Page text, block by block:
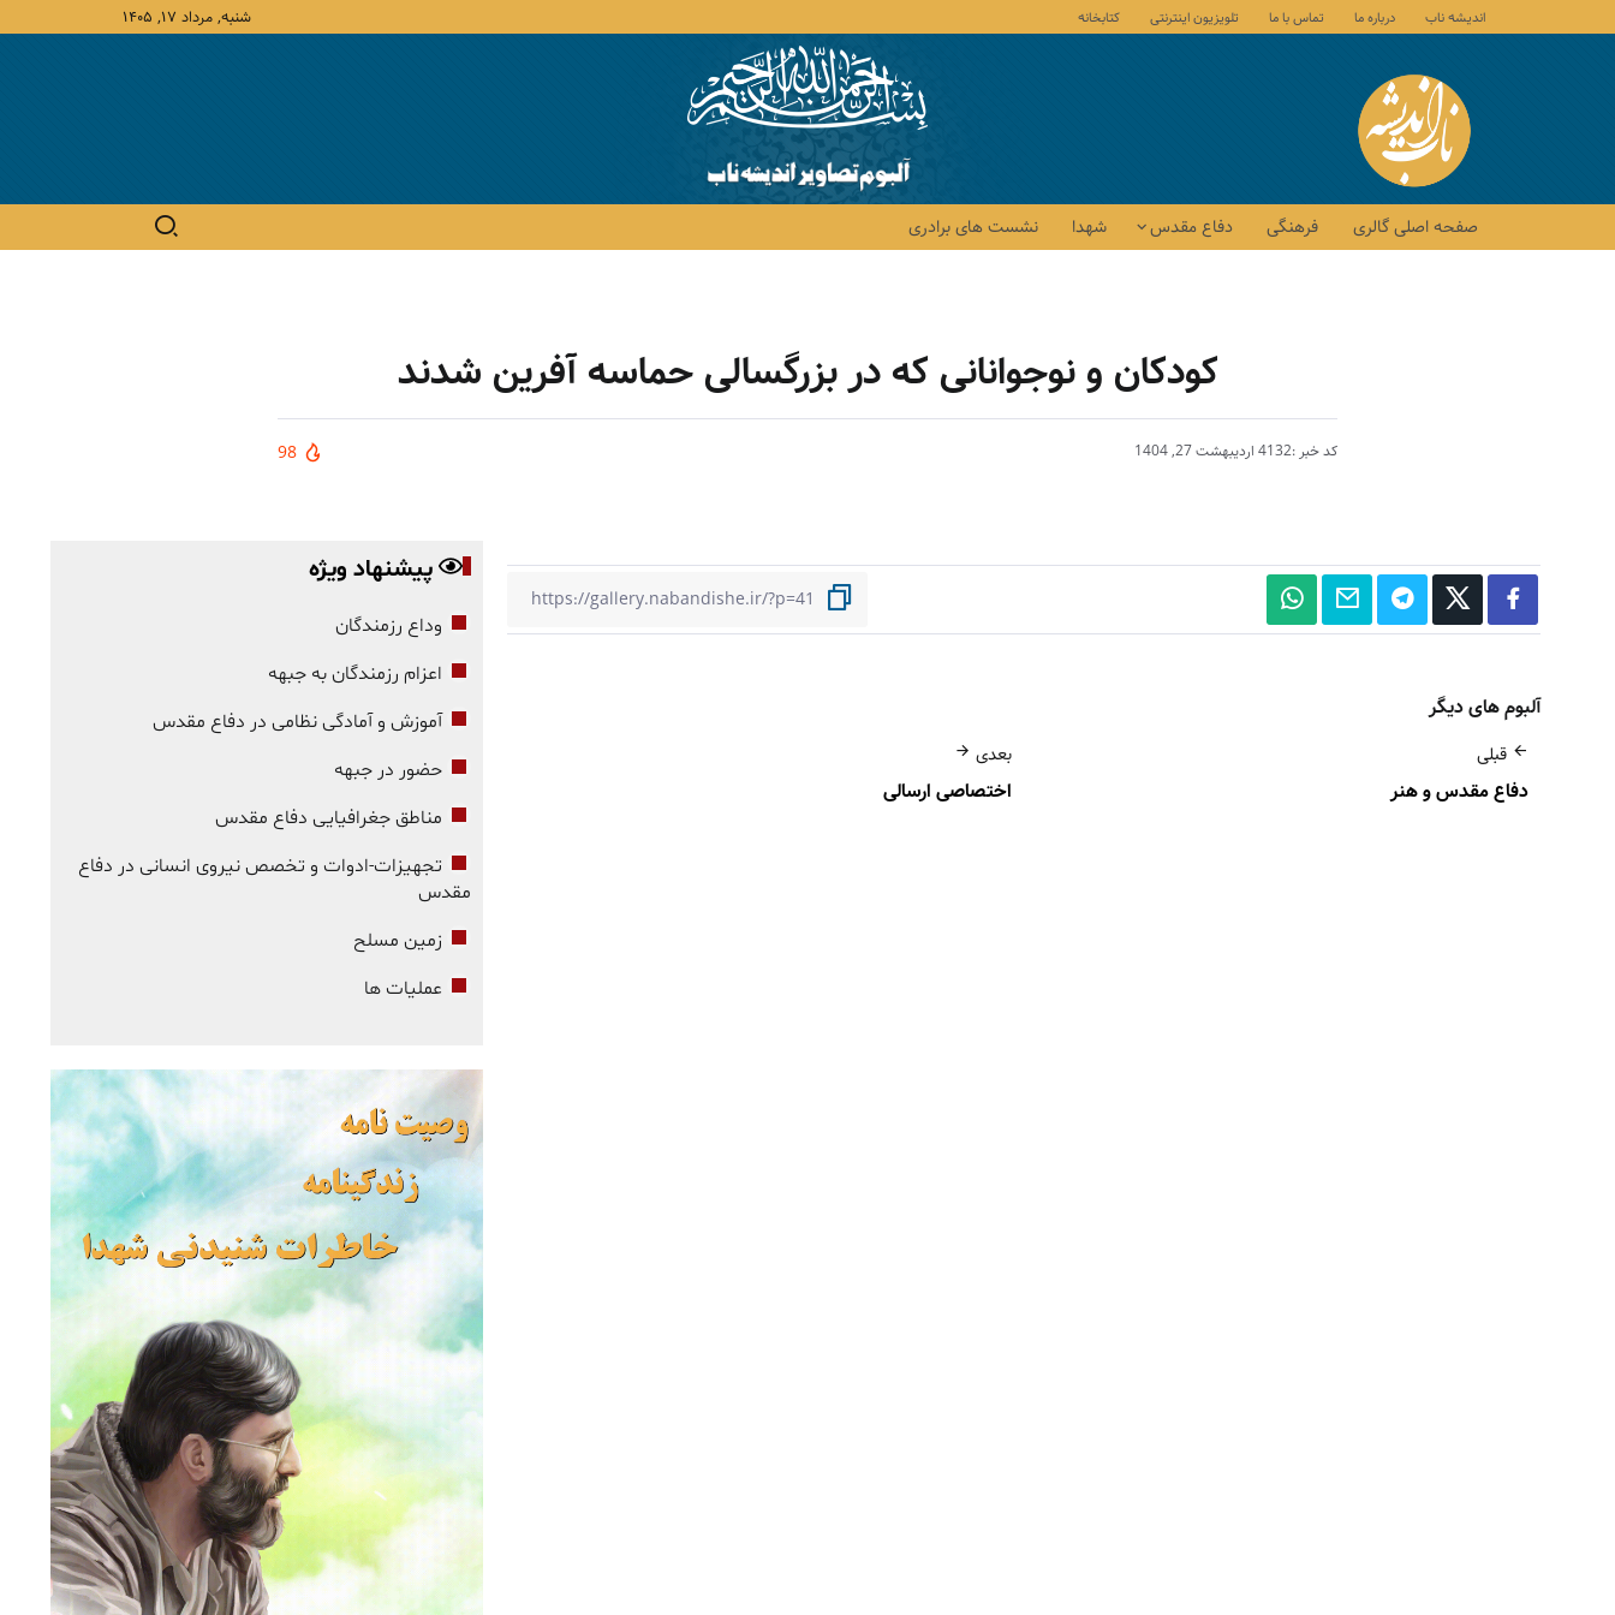
اندیشه ناب درباره ما تماس با ما تلویزیون اینترنتی کتابخانه شنبه, مرداد ۱۷, ۱۴۰۵
صفحه اصلی گالری فرهنگی دفاع مقدس شهدا نشست های برادری
کودکان و نوجوانانی که در بزرگسالی حماسه آفرین شدند
کد خبر :4132 اردیبهشت 27, 1404 98
آلبوم های دیگر
قبلی
دفاع مقدس و هنر
بعدی
اختصاصی ارسالی
پیشنهاد ویژه
وداع رزمندگان
اعزام رزمندگان به جبهه
آموزش و آمادگی نظامی در دفاع مقدس
حضور در جبهه
مناطق جغرافیایی دفاع مقدس
تجهیزات-ادوات و تخصص نیروی انسانی در دفاع
مقدس
زمین مسلح
عملیات ها